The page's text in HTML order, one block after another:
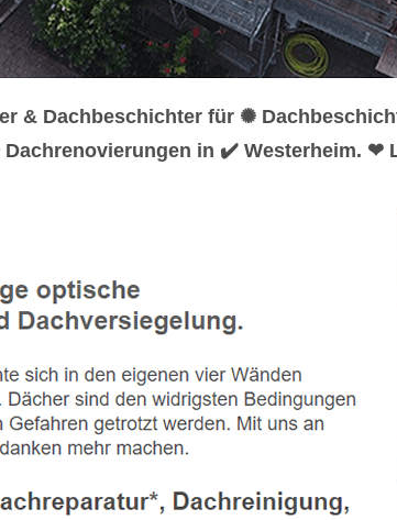
& Dachbeschichter für ✺
in ✔️ Westerheim. ❤